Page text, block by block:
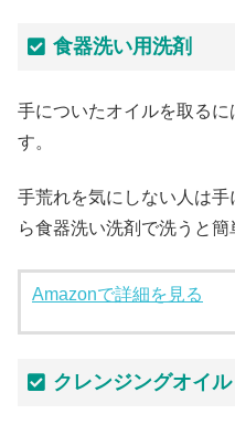
食器洗い用洗剤
手についたオイルを取る
す。
手荒れを気にしない人は
ら食器洗い洗剤で洗うと簡
Amazonで詳細を見る
クレンジングオイル